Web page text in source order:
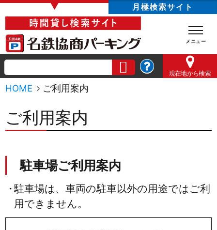
▼ 月極検索サイト
現在地から検索
HOME ご利用案内
ご利用案内
駐車場ご利用案内
駐車場は、車両の駐車以外の用途ではご利
用できません。